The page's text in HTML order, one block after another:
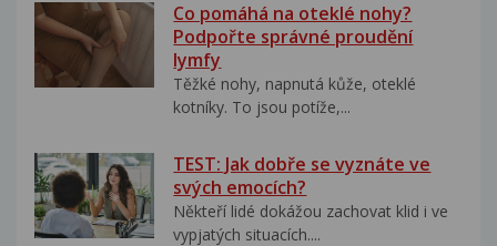
Co pomáhá na oteklé nohy?
Podpořte správné proudění
lymfy
Těžké nohy, napnutá kůže, oteklé
kotníky. To jsou potíže,...
TEST: Jak dobře se vyznáte ve
svých emocích?
Někteří lidé dokážou zachovat klid i ve
vypjatých situacích....